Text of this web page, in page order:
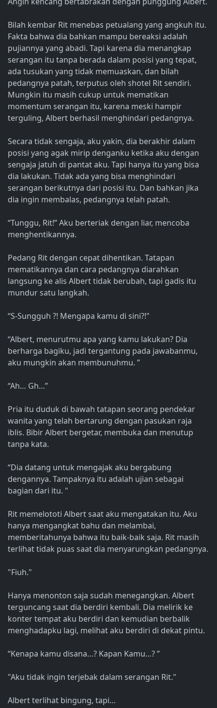
Bilah kembar Rit menebas petualang yang angkuh itu.
Fakta bahwa dia bahkan mampu bereaksi adalah
pujiannya yang abadi. Tapi karena dia menangkap
serangan itu tanpa berada dalam posisi yang tepat,
ada tusukan yang tidak memuaskan, dan bilah
pedangnya patah, terputus oleh shotel Rit sendiri.
Mungkin itu masih cukup untuk mematikan
momentum serangan itu, karena meski hampir
terguling, Albert berhasil menghindari pedangnya.
Secara tidak sengaja, aku yakin, dia berakhir dalam
posisi yang agak mirip denganku ketika aku dengan
sengaja jatuh di pantat aku. Tapi hanya itu yang bisa
dia lakukan. Tidak ada yang bisa menghindari
serangan berikutnya dari posisi itu. Dan bahkan jika
dia ingin membalas, pedangnya telah patah.
“Tunggu, Rit!” Aku berteriak dengan liar, mencoba
menghentikannya.
Pedang Rit dengan cepat dihentikan. Tatapan
mematikannya dan cara pedangnya diarahkan
langsung ke alis Albert tidak berubah, tapi gadis itu
mundur satu langkah.
“S-Sungguh ?! Mengapa kamu di sini?!"
“Albert, menurutmu apa yang kamu lakukan? Dia
berharga bagiku, jadi tergantung pada jawabanmu,
aku mungkin akan membunuhmu. ”
“Ah… Gh…”
Pria itu duduk di bawah tatapan seorang pendekar
wanita yang telah bertarung dengan pasukan raja
iblis. Bibir Albert bergetar, membuka dan menutup
tanpa kata.
“Dia datang untuk mengajak aku bergabung
dengannya. Tampaknya itu adalah ujian sebagai
bagian dari itu. "
Rit memelototi Albert saat aku mengatakan itu. Aku
hanya mengangkat bahu dan melambai,
memberitahunya bahwa itu baik-baik saja. Rit masih
terlihat tidak puas saat dia menyarungkan pedangnya.
"Fiuh."
Hanya menonton saja sudah menegangkan. Albert
terguncang saat dia berdiri kembali. Dia melirik ke
konter tempat aku berdiri dan kemudian berbalik
menghadapku lagi, melihat aku berdiri di dekat pintu.
“Kenapa kamu disana…? Kapan Kamu…? ”
"Aku tidak ingin terjebak dalam serangan Rit."
Albert terlihat bingung, tapi…